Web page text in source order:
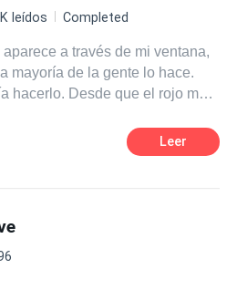
sobrevivir a este nuevo
más profundas de su
leídos Completed
a través de mi ventana,
mayoría de la gente lo hace.
que el rojo me
y el rosa a tus mejillas.Leer